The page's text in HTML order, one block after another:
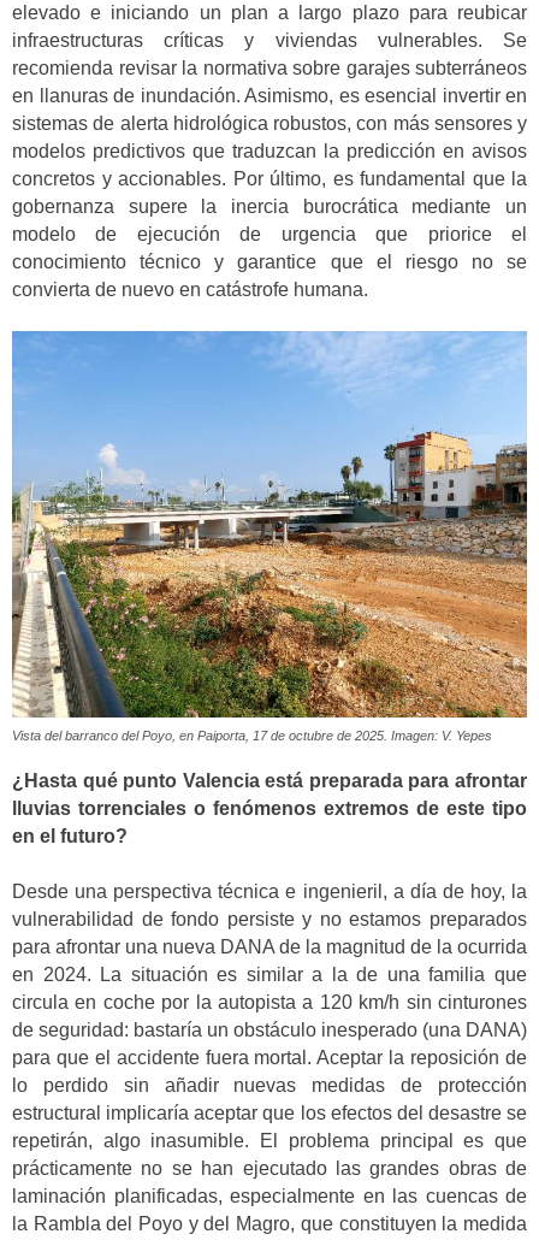
elevado e iniciando un plan a largo plazo para reubicar
infraestructuras críticas y viviendas vulnerables. Se
recomienda revisar la normativa sobre garajes subterráneos
en llanuras de inundación. Asimismo, es esencial invertir en
sistemas de alerta hidrológica robustos, con más sensores y
modelos predictivos que traduzcan la predicción en avisos
concretos y accionables. Por último, es fundamental que la
gobernanza supere la inercia burocrática mediante un
modelo de ejecución de urgencia que priorice el
conocimiento técnico y garantice que el riesgo no se
convierta de nuevo en catástrofe humana.
Vista del barranco del Poyo, en Paiporta, 17 de octubre de 2025. Imagen: V. Yepes
¿Hasta qué punto Valencia está preparada para afrontar
lluvias torrenciales o fenómenos extremos de este tipo
en el futuro?
Desde una perspectiva técnica e ingenieril, a día de hoy, la
vulnerabilidad de fondo persiste y no estamos preparados
para afrontar una nueva DANA de la magnitud de la ocurrida
en 2024. La situación es similar a la de una familia que
circula en coche por la autopista a 120 km/h sin cinturones
de seguridad: bastaría un obstáculo inesperado (una DANA)
para que el accidente fuera mortal. Aceptar la reposición de
lo perdido sin añadir nuevas medidas de protección
estructural implicaría aceptar que los efectos del desastre se
repetirán, algo inasumible. El problema principal es que
prácticamente no se han ejecutado las grandes obras de
laminación planificadas, especialmente en las cuencas de
la Rambla del Poyo y del Magro, que constituyen la medida